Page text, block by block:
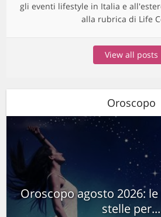
gli eventi lifestyle in Italia e
alla rubrica di Life
View all posts
Oroscopo
Oroscopo agosto 2026:
stelle per...